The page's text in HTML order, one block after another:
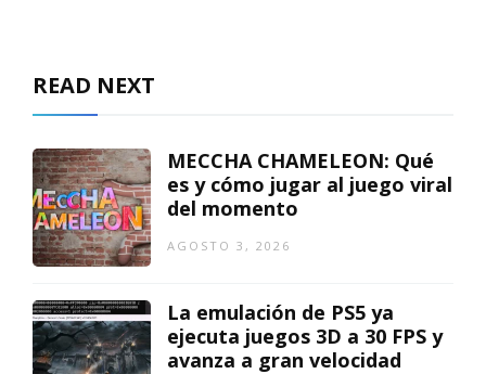
READ NEXT
MECCHA CHAMELEON: Qué
es y cómo jugar al juego viral
del momento
AGOSTO 3, 2026
La emulación de PS5 ya
ejecuta juegos 3D a 30 FPS y
avanza a gran velocidad